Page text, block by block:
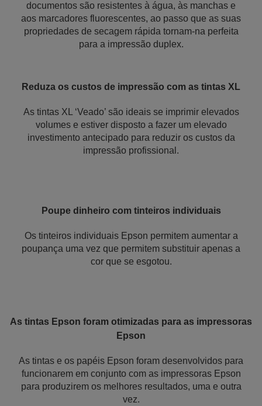
documentos são resistentes à água, às manchas e
aos marcadores fluorescentes, ao passo que as suas
propriedades de secagem rápida tornam-na perfeita
para a impressão duplex.
Reduza os custos de impressão com as tintas XL
As tintas XL ‘Veado’ são ideais se imprimir elevados
volumes e estiver disposto a fazer um elevado
investimento antecipado para reduzir os custos da
impressão profissional.
Poupe dinheiro com tinteiros individuais
Os tinteiros individuais Epson permitem aumentar a
poupança uma vez que permitem substituir apenas a
cor que se esgotou.
As tintas Epson foram otimizadas para as impressoras
Epson
As tintas e os papéis Epson foram desenvolvidos para
funcionarem em conjunto com as impressoras Epson
para produzirem os melhores resultados, uma e outra
vez.